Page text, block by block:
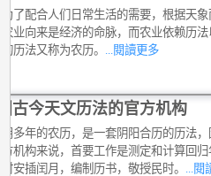
了配合人们日常生活的需要，根据天
业向来是经济的命脉，而农业依赖历
历法又称为农历。
...閱讀更多
古今天文历法的官方机构
多年的农历，是一套阴阳合历的历法
机构来说，首要工作是测定和计算回
安插闰月，编制历书，敬授民时。
...